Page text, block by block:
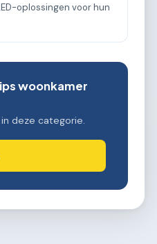
oplossingen voor hun
woonkamer
deze categorie.